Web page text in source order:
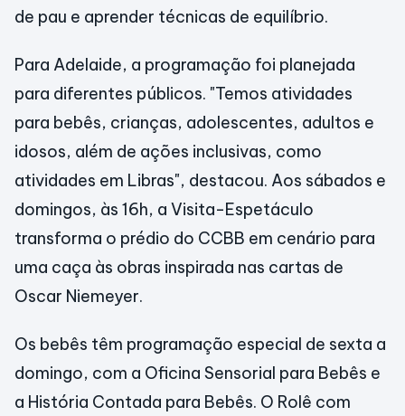
de pau e aprender técnicas de equilíbrio.
Para Adelaide, a programação foi planejada
para diferentes públicos. "Temos atividades
para bebês, crianças, adolescentes, adultos e
idosos, além de ações inclusivas, como
atividades em Libras", destacou. Aos sábados e
domingos, às 16h, a Visita-Espetáculo
transforma o prédio do CCBB em cenário para
uma caça às obras inspirada nas cartas de
Oscar Niemeyer.
Os bebês têm programação especial de sexta a
domingo, com a Oficina Sensorial para Bebês e
a História Contada para Bebês. O Rolê com